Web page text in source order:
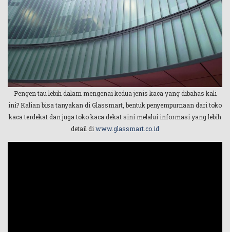
Pengen tau lebih dalam mengenai kedua jenis kaca yang dibahas kali
ini? Kalian bisa tanyakan di Glassmart, bentuk penyempurnaan dari toko
kaca terdekat dan juga toko kaca dekat sini melalui informasi yang lebih
detail di www.glassmart.co.id